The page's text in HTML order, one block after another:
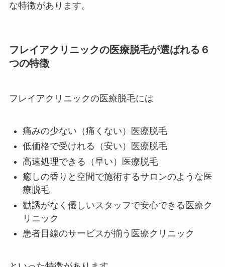
な特徴があります。
フレイアクリニックの医療脱毛が選ばれる６
つの特徴
フレイアクリニックの医療脱毛には
痛みの少ない（痛くない）医療脱毛
低価格で受けれる（安い）医療脱毛
高速処理できる（早い）医療脱毛
癒しの香りと空間で施術するサロンのような医
療脱毛
勧誘がなく優しいスタッフで安心できる医療ク
リニック
患者目線のサービスが揃う医療クリニック